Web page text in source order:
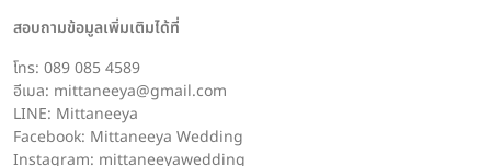
สอบถามข้อมูลเพิ่มเติมได้ที่
โทร: 089 085 4589
อีเมล: mittaneeya@gmail.com
LINE: Mittaneeya
Facebook: Mittaneeya Wedding
Instagram: mittaneeyawedding